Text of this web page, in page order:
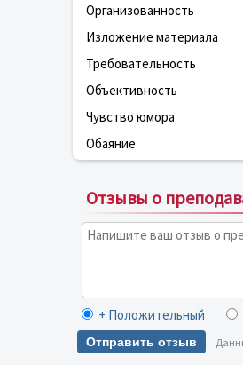
Организованность
Изложение материала
Требовательность
Объективность
Чувство юмора
Обаяние
Отзывы о
+ Положительный
Отправить отзыв